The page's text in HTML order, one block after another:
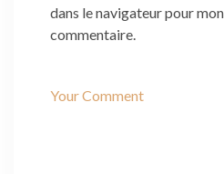
dans le navigateur pour
commentaire.